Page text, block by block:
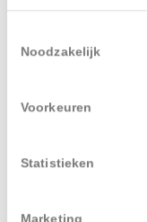
Noodzakelijk
Voorkeuren
Statistieken
Marketing
Presentatie